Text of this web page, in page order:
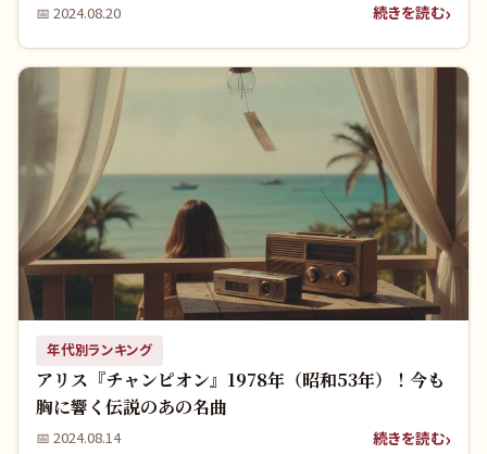
📅 2024.08.20 続きを読む
年代別ランキング
アリス『チャンピオン』1978年（昭和53年）！今も
胸に響く伝説のあの名曲
📅 2024.08.14 続きを読む